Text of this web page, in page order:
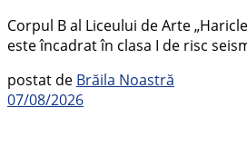
Corpul B al Liceului de Arte
este încadrat în clasa I de risc
postat de Brăila Noastră
07/08/2026